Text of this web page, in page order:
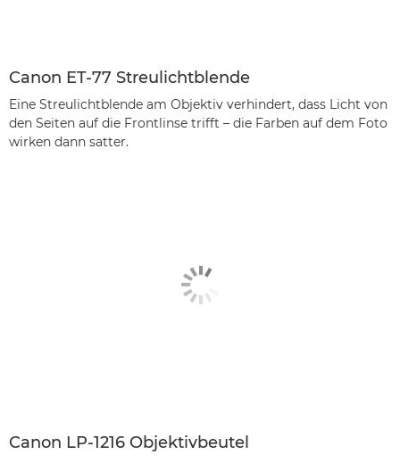
Canon ET-77 Streulichtblende
Eine Streulichtblende am Objektiv verhindert, dass Licht von
den Seiten auf die Frontlinse trifft – die Farben auf dem Foto
wirken dann satter.
Canon LP-1216 Objektivbeutel